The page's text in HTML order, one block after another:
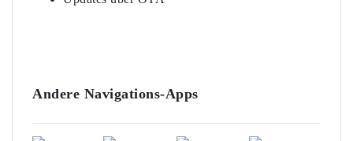
Andere Navigations-Apps